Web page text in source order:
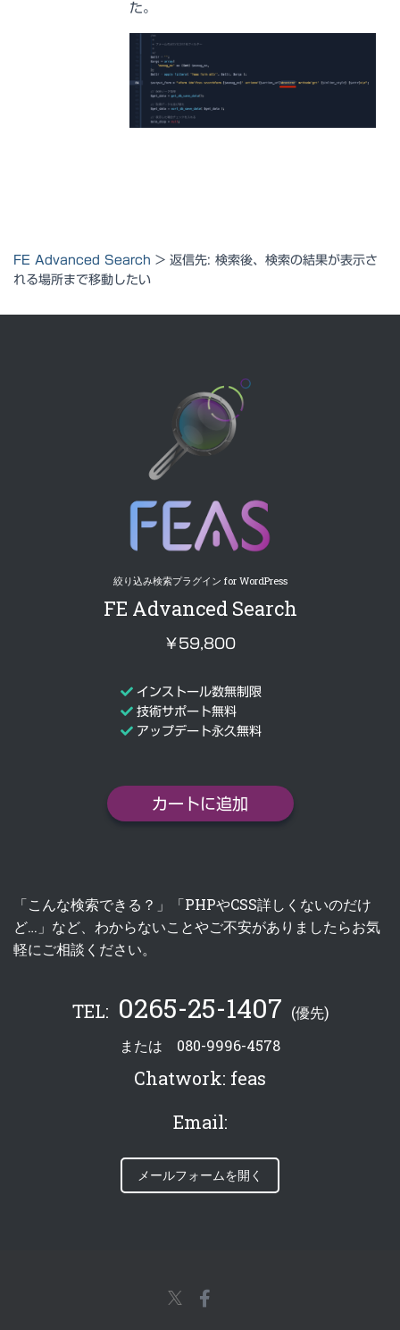
た。
FE Advanced Search > 返信先: 検索後、検索の結果が表示さ
れる場所まで移動したい
絞り込み検索プラグイン for WordPress
FE Advanced Search
￥59,800
インストール数無制限
技術サポート無料
アップデート永久無料
カートに追加
「こんな検索できる？」「PHPやCSS詳しくないのだけ
ど…」など、わからないことやご不安がありましたらお気
軽にご相談ください。
TEL: 0265-25-1407 (優先)
または 080-9996-4578
Chatwork: feas
Email:
メールフォームを開く